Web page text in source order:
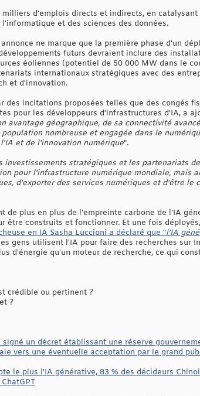
milliers d'emplois directs et indirects, en
et des sciences des données.
ne marque que la première phase d'un
futurs devraient inclure des
éoliennes (potentiel de 50 000 MW dans le
internationaux stratégiques avec des
et d'innovation.
des incitations proposées telles que des congés
pour les développeurs d'infrastructures d'IA, a
avantage géographique, de sa connectivité
nombreuse et engagée dans le
et de l'innovation numérique".
investissements stratégiques et les partenariats
pour l'infrastructure numérique mondiale, mais
d'exporter des services numériques et d'être le
de plus en plus de l'empreinte carbone de l'IA
être construits et fonctionner. Et une fois
en IA Sasha Luccioni a déclaré que "l'IA
gens utilisent l'IA pour faire des recherches sur
d'énergie qu'un moteur de recherche, ce qui
crédible ou pertinent ?
?
signé un décret établissant une réserve
vers une éventuelle acceptation par le grand
le plus l'IA générative, 83 % des décideurs